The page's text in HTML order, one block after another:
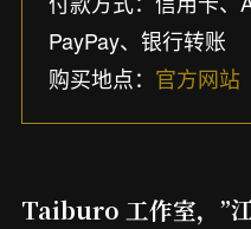
PayPay、银行转账
购买地点： 官方网站
Taiburo 工作室，”江